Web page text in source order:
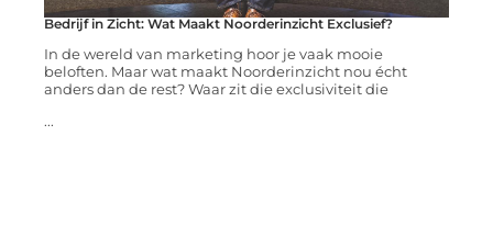
Bedrijf in Zicht: Wat Maakt Noorderinzicht Exclusief?
In de wereld van marketing hoor je vaak mooie
beloften. Maar wat maakt Noorderinzicht nou écht
anders dan de rest? Waar zit die exclusiviteit die
...